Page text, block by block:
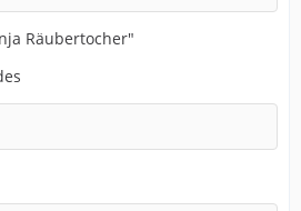
Räubertocher"